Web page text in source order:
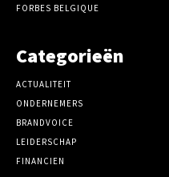
FORBES BELGIQUE
Categorieën
ACTUALITEIT
ONDERNEMERS
BRANDVOICE
LEIDERSCHAP
FINANCIEN